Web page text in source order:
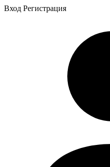
Вход Регистрация